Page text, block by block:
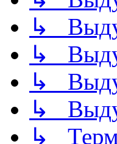
↳
↳
↳
↳
↳